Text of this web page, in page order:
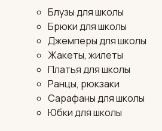
Блузы для школы
Брюки для школы
Джемперы для школы
Жакеты, жилеты
Платья для школы
Ранцы, рюкзаки
Сарафаны для школы
Юбки для школы